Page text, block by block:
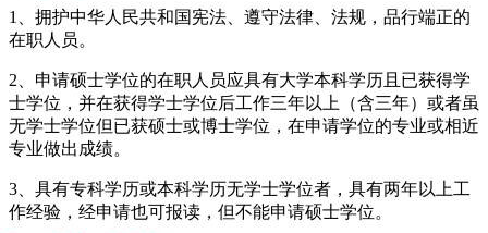
1、拥护中华人民共和国宪法、遵守法律、法规，品行端正的
在职人员。
2、申请硕士学位的在职人员应具有大学本科学历且已获得学
士学位，并在获得学士学位后工作三年以上（含三年）或者虽
无学士学位但已获硕士或博士学位，在申请学位的专业或相近
专业做出成绩。
3、具有专科学历或本科学历无学士学位者，具有两年以上工
作经验，经申请也可报读，但不能申请硕士学位。